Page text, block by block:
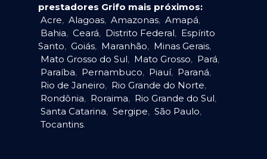
prestadores Grifo mais próximos:
Acre, Alagoas, Amazonas, Amapá,
Bahia, Ceará, Distrito Federal, Espírito
Santo, Goiás, Maranhão, Minas Gerais,
Mato Grosso do Sul, Mato Grosso, Pará,
Paraíba, Pernambuco, Piauí, Paraná,
Rio de Janeiro, Rio Grande do Norte,
Rondônia, Roraima, Rio Grande do Sul,
Santa Catarina, Sergipe, São Paulo,
Tocantins.